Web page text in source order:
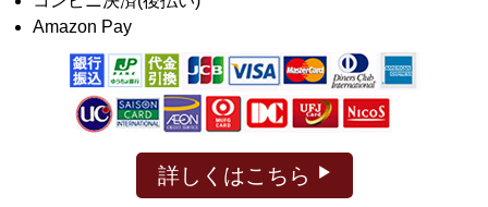
Amazon Pay
詳しくはこちら